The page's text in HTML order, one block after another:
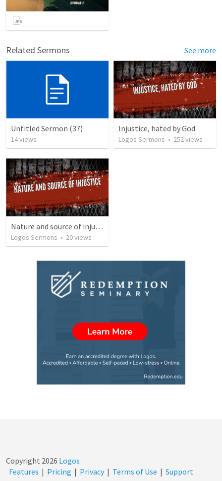
Related Sermons See more
Untitled Sermon (37)
14views
Injustice, hated by God
Logos Sermons • 252views
Nature and source of injustice
Logos Sermons • 20views
Copyright 2026 Logos
Features | Pricing | Privacy | Terms of Use | Support